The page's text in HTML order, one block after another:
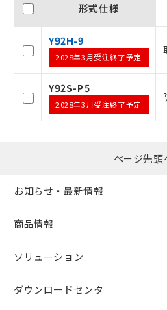
形式仕様
Y92H-9
2028年3月受注終了予定
Y92S-P5
2028年3月受注終了予定
ページ先頭
お知らせ・最新情報
商品情報
ソリューション
ダウンロードセンタ
記
号
空
受注生産機種
当社制御機器事業
本サービスの対象
ことをご了承くださ
在庫状況および標
記載している更新
タに基づき作成さ
覧された時点での
準価格とは異なる
様のお取引先、ま
ご相談ください。
オムロン制御機器
事前の承諾なく第
マイパーツ機能（